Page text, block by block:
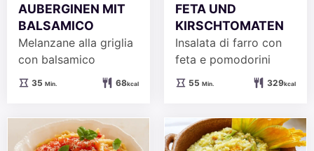
AUBERGINEN MIT
BALSAMICO
Melanzane alla griglia
con balsamico
35Minuten
Min. 68kcal
FETA UND
KIRSCHTOMATEN
Insalata di farro con
feta e pomodorini
55Minuten
Min. 329kcal